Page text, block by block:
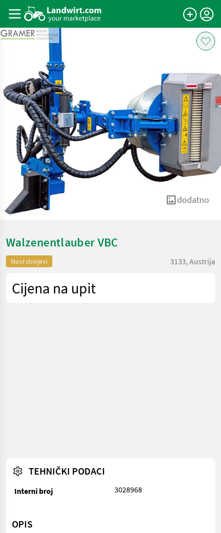
dodatno
Walzenentlauber VBC
Novi strojevi 3133, Austrija
Cijena na upit
TEHNIČKI PODACI
Interni broj 3028968
OPIS